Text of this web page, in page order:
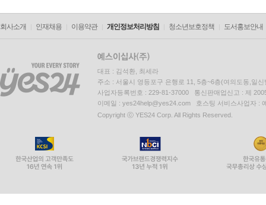
회사소개 인재채용 이용약관 개인정보처리방침 청소년보호정책 도서홍보안내
대표 : 김석환, 최세라
주소 : 서울시 영등포구 은행로 11, 5층~6층(여의도동,일신
사업자등록번호 : 229-81-37000 통신판매업신고 : 제
이메일 : yes24help@yes24.com 호스팅 서비스사업자 :
Copyright ⓒ YES24 Corp. All Rights Reserved.